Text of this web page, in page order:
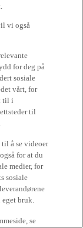
vi også
for deg på
sosiale
vårt, for
til i
til
å se videoer
for at du
medier, for
sosiale
bruk.
se